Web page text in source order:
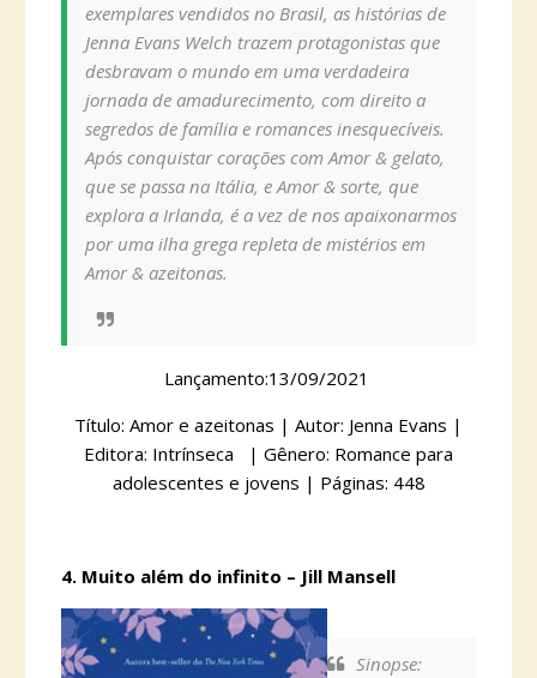
exemplares vendidos no Brasil, as histórias de
Jenna Evans Welch trazem protagonistas que
desbravam o mundo em uma verdadeira
jornada de amadurecimento, com direito a
segredos de família e romances inesquecíveis.
Após conquistar corações com Amor & gelato,
que se passa na Itália, e Amor & sorte, que
explora a Irlanda, é a vez de nos apaixonarmos
por uma ilha grega repleta de mistérios em
Amor & azeitonas.
Lançamento:13/09/2021
Título: Amor e azeitonas | Autor: Jenna Evans |
Editora: Intrínseca | Gênero: Romance para
adolescentes e jovens | Páginas: 448
4. Muito além do infinito – Jill Mansell
Sinopse: